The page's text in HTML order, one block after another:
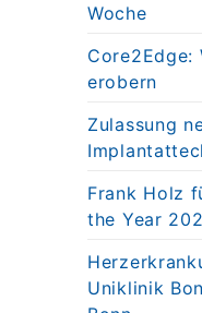
Woche
Core2Edge:
erobern
Zulassung
Frank Holz
the Year
Uniklinik